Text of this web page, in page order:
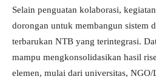
Selain penguatan kolaborasi,
dorongan untuk membangun sistem
terbarukan NTB yang terintegrasi.
mampu mengkonsolidasikan hasil
elemen, mulai dari universitas,